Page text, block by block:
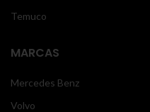
Temuco
MARCAS
Mercedes Benz
Volvo